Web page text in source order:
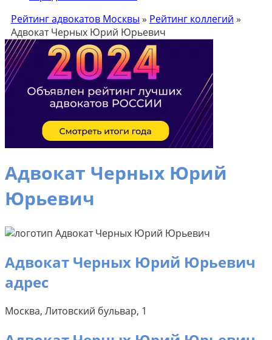
Рейтинг адвокатов Москвы » Рейтинг коллегий »
Адвокат Черных Юрий Юрьевич
Адвокат Черных Юрий
Юрьевич
Адвокат Черных Юрий Юрьевич
адрес
Москва, Литовский бульвар, 1